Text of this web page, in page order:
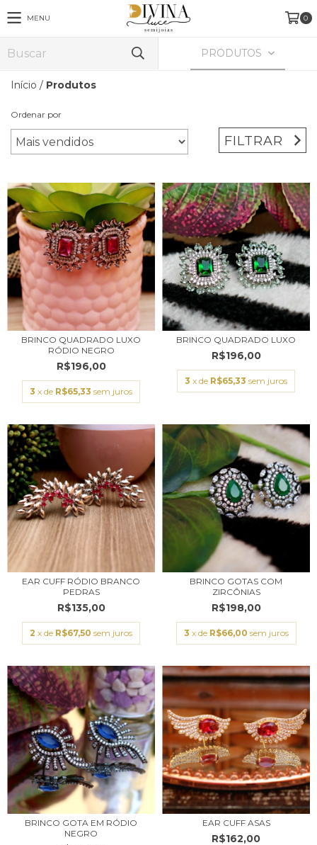
MENU 0
PRODUTOS
Início / Produtos
Ordenar por
FILTRAR
BRINCO QUADRADO LUXO
RÓDIO NEGRO
R$196,00
3 x de R$65,33 sem juros
BRINCO QUADRADO LUXO
R$196,00
3 x de R$65,33 sem juros
EAR CUFF RÓDIO BRANCO
PEDRAS
R$135,00
2 x de R$67,50 sem juros
BRINCO GOTAS COM
ZIRCÔNIAS
R$198,00
3 x de R$66,00 sem juros
BRINCO GOTA EM RÓDIO
NEGRO
EAR CUFF ASAS
R$162,00